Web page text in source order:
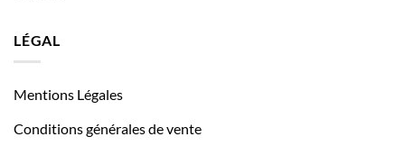
LÉGAL
Mentions Légales
Conditions générales de vente